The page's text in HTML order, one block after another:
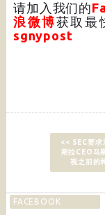
请加入我们的
浪微博获取最
sgnypost
<< SEC要求
斯拉CEO马
视之前的
FACEBOOK